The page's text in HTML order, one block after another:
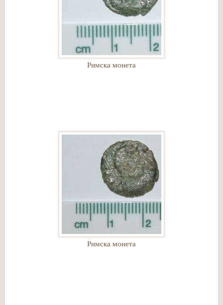
Римска монета
Римска монета